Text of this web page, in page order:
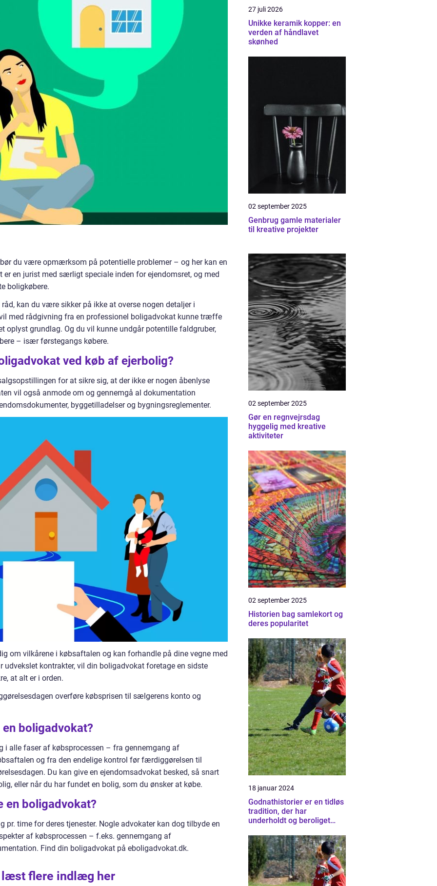
du være opmærksom på potentielle problemer – og her kan en
en jurist med særligt speciale inden for ejendomsret, og med
boligkøbere.
kan du være sikker på ikke at overse nogen detaljer i
med rådgivning fra en professionel boligadvokat kunne træffe
oplyst grundlag. Og du vil kunne undgår potentille faldgruber,
– især førstegangs købere.
ved køb af ejerbolig?
for at sikre sig, at der ikke er nogen åbenlyse
vil også anmode om og gennemgå al dokumentation
byggetilladelser og bygningsreglementer.
om vilkårene i købsaftalen og kan forhandle på dine vegne med
kontrakter, vil din boligadvokat foretage en sidste
at alt er i orden.
overføre købsprisen til sælgerens konto og
boligadvokat?
alle faser af købsprocessen – fra gennemgang af
og fra den endelige kontrol før færdiggørelsen til
Du kan give en ejendomsadvokat besked, så snart
eller når du har fundet en bolig, som du ønsker at købe.
en boligadvokat?
pr. time for deres tjenester. Nogle advokater kan dog tilbyde en
af købsprocessen – f.eks. gennemgang af
Find din boligadvokat på eboligadvokat.dk.
læst flere indlæg her
27 juli 2026
Unikke keramik kopper: en
verden af håndlavet
skønhed
02 september 2025
Genbrug gamle materialer
til kreative projekter
02 september 2025
Gør en regnvejrsdag
hyggelig med kreative
aktiviteter
02 september 2025
Historien bag samlekort og
deres popularitet
18 januar 2024
Godnathistorier er en tidløs
tradition, der har
underholdt og beroliget